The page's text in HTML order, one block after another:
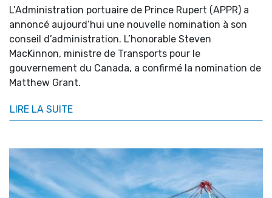
L’Administration portuaire de Prince Rupert (APPR) a
annoncé aujourd’hui une nouvelle nomination à son
conseil d’administration. L’honorable Steven
MacKinnon, ministre de Transports pour le
gouvernement du Canada, a confirmé la nomination de
Matthew Grant.
LIRE LA SUITE